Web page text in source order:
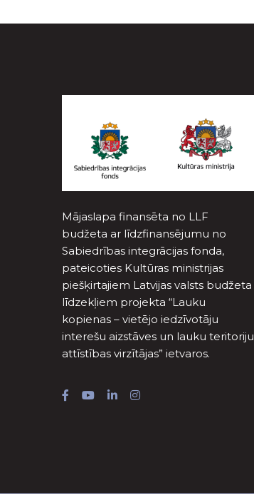
Mājaslapa finansēta no LLF
budžeta ar līdzfinansējumu no
Sabiedrības integrācijas fonda,
pateicoties Kultūras ministrijas
piešķirtajiem Latvijas valsts budžeta
līdzekļiem projekta “Lauku
kopienas – vietējo iedzīvotāju
interešu aizstāves un lauku teritoriju
attīstības virzītājas” ietvaros.